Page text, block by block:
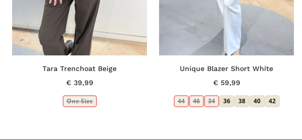
Tara Trenchoat Beige
€ 39,99
One Size
Unique Blazer Short White
€ 59,99
44 46 34 36 38 40 42